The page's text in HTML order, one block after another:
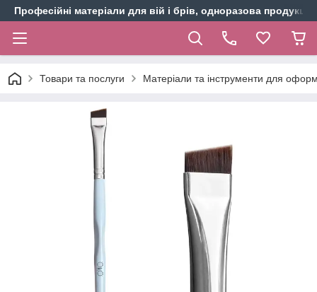
Професійні матеріали для вій і брів, одноразова продукція
Товари та послуги Матеріали та інструменти для